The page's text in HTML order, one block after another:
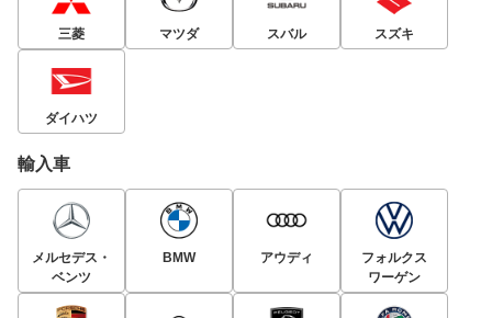
三菱 マツダ スバル スズキ
ダイハツ
輸入車
メルセデス・
ベンツ
BMW アウディ
フォルクス
ワーゲン